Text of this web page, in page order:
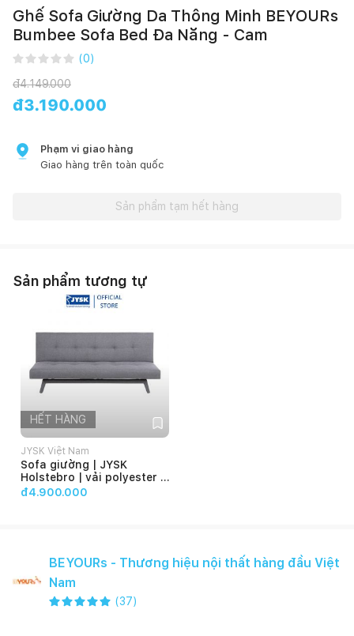
Ghế Sofa Giường Da Thông Minh BEYOURs
Bumbee Sofa Bed Đa Năng - Cam
(0)
đ4.149.000
đ3.190.000
Phạm vi giao hàng
Giao hàng trên toàn quốc
Sản phẩm tạm hết hàng
Sản phẩm tương tự
HẾT HÀNG
JYSK Việt Nam
Sofa giường | JYSK
Holstebro | vải polyester |
xám |
đ4.900.000
BEYOURs - Thương hiệu nội thất hàng đầu Việt
Nam
(37)